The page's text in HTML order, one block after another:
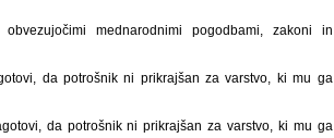
mednarodnimi pogodbami, zakoni in
da potrošnik ni prikrajšan za varstvo, ki mu ga
da potrošnik ni prikrajšan za varstvo, ki mu ga